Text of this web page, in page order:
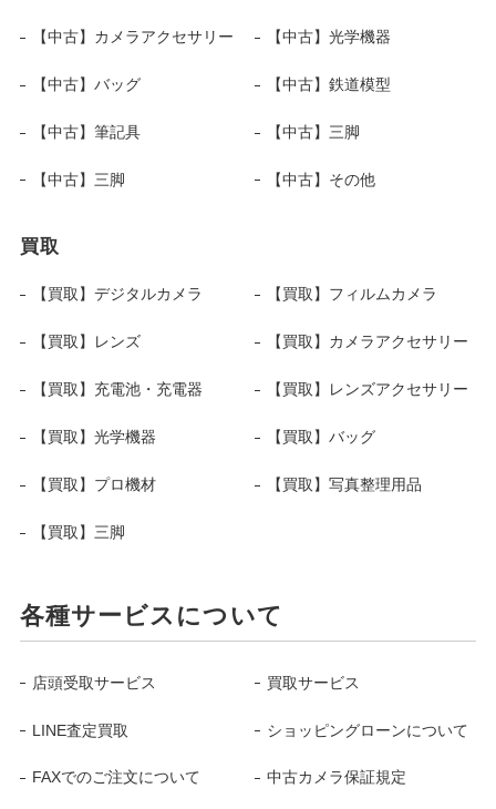
【中古】カメラアクセサリー 【中古】光学機器
【中古】バッグ 【中古】鉄道模型
【中古】筆記具 【中古】三脚
【中古】三脚 【中古】その他
買取
【買取】デジタルカメラ 【買取】フィルムカメラ
【買取】レンズ 【買取】カメラアクセサリー
【買取】充電池・充電器 【買取】レンズアクセサリー
【買取】光学機器 【買取】バッグ
【買取】プロ機材 【買取】写真整理用品
【買取】三脚
各種サービスについて
店頭受取サービス 買取サービス
LINE査定買取 ショッピングローンについて
FAXでのご注文について 中古カメラ保証規定